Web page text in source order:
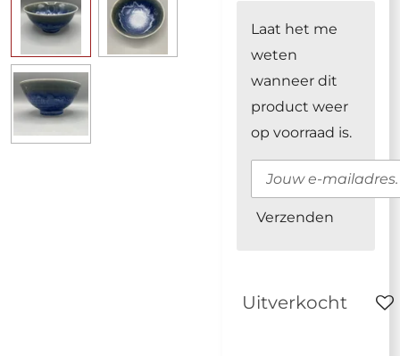
Laat het me
weten
wanneer dit
product weer
op voorraad is.
Verzenden
Uitverkocht